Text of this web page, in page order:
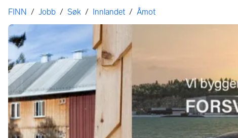
Her er du
FINN / Jobb / Søk / Innlandet / Åmot